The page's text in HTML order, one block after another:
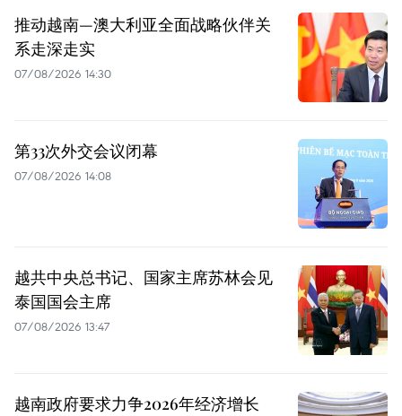
推动越南—澳大利亚全面战略伙伴关
系走深走实
07/08/2026 14:30
第33次外交会议闭幕
07/08/2026 14:08
越共中央总书记、国家主席苏林会见
泰国国会主席
07/08/2026 13:47
越南政府要求力争2026年经济增长